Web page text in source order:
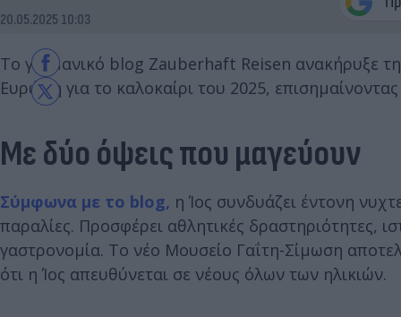
20.05.2025 10:03
Το γερμανικό blog Zauberhaft Reisen ανακήρυξε
Ευρώπη για το καλοκαίρι του 2025,
Με δύο όψεις που μαγεύουν
Σύμφωνα με το blog, η Ίος συνδυάζει έντονη
παραλίες. Προσφέρει αθλητικές δραστηριότητες,
γαστρονομία. Το νέο Μουσείο Γαΐτη-Σίμωση
ότι η Ίος απευθύνεται σε νέους όλων των ηλικιών.